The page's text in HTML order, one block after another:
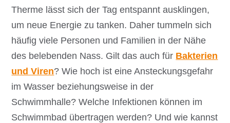
Therme lässt sich der Tag entspannt ausklingen,
um neue Energie zu tanken. Daher tummeln sich
häufig viele Personen und Familien in der Nähe
des belebenden Nass. Gilt das auch für Bakterien
und Viren? Wie hoch ist eine Ansteckungsgefahr
im Wasser beziehungsweise in der
Schwimmhalle? Welche Infektionen können im
Schwimmbad übertragen werden? Und wie kannst